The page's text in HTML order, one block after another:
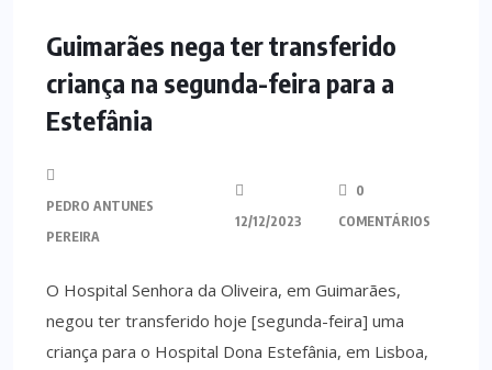
Guimarães nega ter transferido
criança na segunda-feira para a
Estefânia
PEDRO ANTUNES
PEREIRA
12/12/2023
0
COMENTÁRIOS
O Hospital Senhora da Oliveira, em Guimarães,
negou ter transferido hoje [segunda-feira] uma
criança para o Hospital Dona Estefânia, em Lisboa,